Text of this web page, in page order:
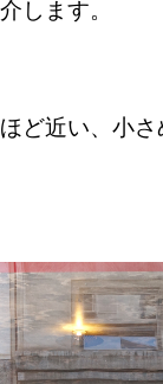
します。
ど近い、小